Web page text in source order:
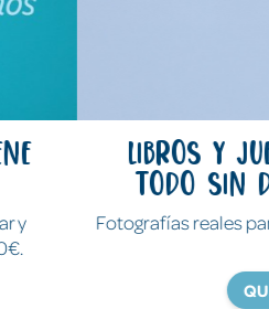
Libros y juegos
todo sin decir
Fotografías reales para
QUIERO